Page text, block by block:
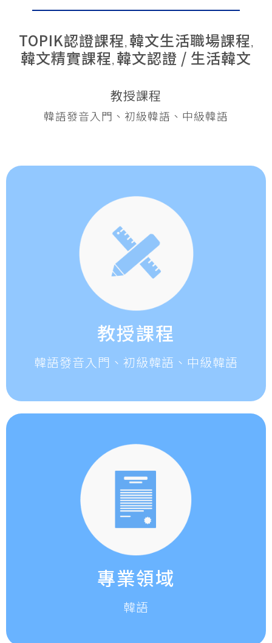
TOPIK認證課程, 韓文生活職場課程,
韓文精實課程, 韓文認證 / 生活韓文
教授課程
韓語發音入門、初級韓語、中級韓語
教授課程
韓語發音入門、初級韓語、中級韓語
專業領域
韓語